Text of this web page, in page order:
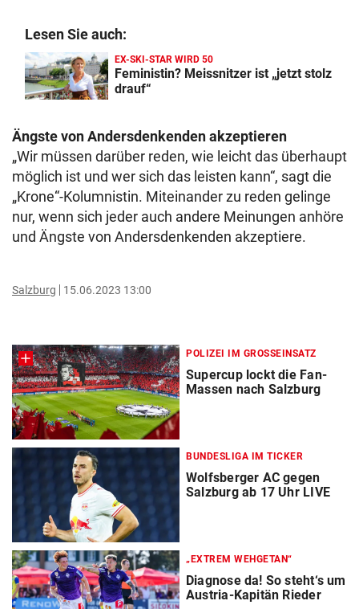
Lesen Sie auch:
EX-SKI-STAR WIRD 50
Feministin? Meissnitzer ist „jetzt stolz
drauf“
Ängste von Andersdenkenden akzeptieren
„Wir müssen darüber reden, wie leicht das überhaupt
möglich ist und wer sich das leisten kann“, sagt die
„Krone“-Kolumnistin. Miteinander zu reden gelinge
nur, wenn sich jeder auch andere Meinungen anhöre
und Ängste von Andersdenkenden akzeptiere.
Salzburg 15.06.2023 13:00
POLIZEI IM GROSSEINSATZ
Supercup lockt die Fan-
Massen nach Salzburg
BUNDESLIGA IM TICKER
Wolfsberger AC gegen
Salzburg ab 17 Uhr LIVE
„EXTREM WEHGETAN“
Diagnose da! So steht‘s um
Austria-Kapitän Rieder